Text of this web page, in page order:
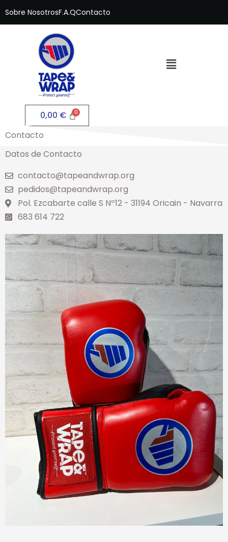
Sobre NosotrosF.A.QContacto
0,00 €
Contacto
Datos de Contacto
contacto@tapeandwrap.org
pedidos@tapeandwrap.org
Pol. Ezcabarte calle S Nº12 - 31194 Oricain - Navarra
683 614 722